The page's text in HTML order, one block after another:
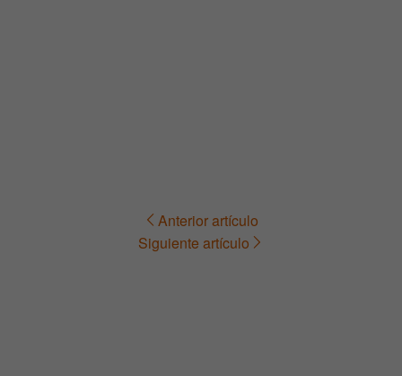
Navegación Anterior artículo
Siguiente artículo